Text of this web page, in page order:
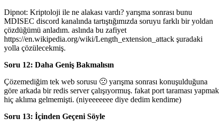
Dipnot: Kriptoloji ile ne alakası vardı? yarışma sonrası bunu
MDISEC discord kanalında tartıştığımızda soruyu farklı bir yoldan
çözdüğümü anladım. aslında bu zafiyet
https://en.wikipedia.org/wiki/Length_extension_attack şuradaki
yolla çözülecekmiş.
Soru 12: Daha Geniş Bakmalısın
Çözemediğim tek web sorusu 🙁 yarışma sonrası konuşulduğuna
göre arkada bir redis server çalışıyormuş. fakat port taraması yapmak
hiç aklıma gelmemişti. (niyeeeeeee diye dedim kendime)
Soru 13: İçinden Geçeni Söyle